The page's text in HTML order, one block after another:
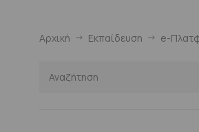
Αρχική Εκπαίδευση e-